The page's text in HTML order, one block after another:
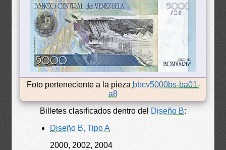
Foto perteneciente a la pieza bbcv5000bs-ba01-
a8
Billetes clasificados dentro del Diseño B:
Diseño B, Tipo A
2000, 2002, 2004